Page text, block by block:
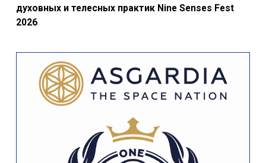
духовных и телесных практик Nine Senses Fest
2026